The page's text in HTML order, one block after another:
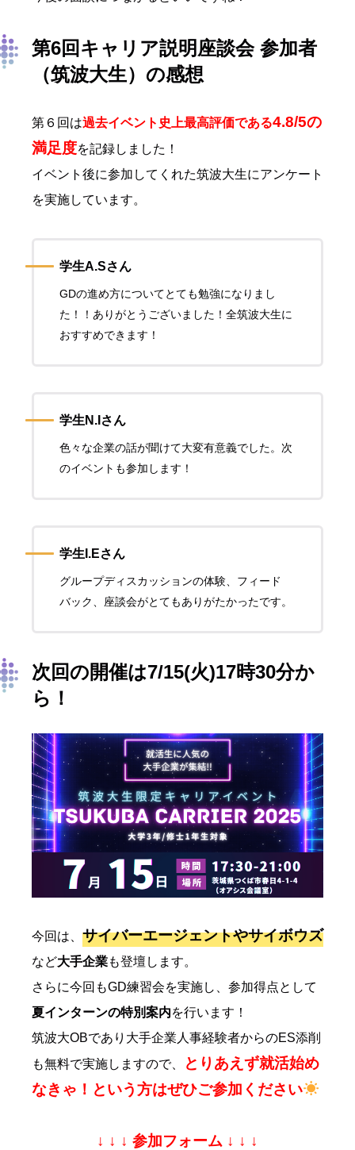
第6回キャリア説明座談会 参加者
（筑波大生）の感想
第６回は過去イベント史上最高評価である4.8/5の
満足度を記録しました！
イベント後に参加してくれた筑波大生にアンケート
を実施しています。
学生A.Sさん
GDの進め方についてとても勉強になりまし
た！！ありがとうございました！全筑波大生に
おすすめできます！
学生N.Iさん
色々な企業の話が聞けて大変有意義でした。次
のイベントも参加します！
学生I.Eさん
グループディスカッションの体験、フィード
バック、座談会がとてもありがたかったです。
次回の開催は7/15(火)17時30分か
ら！
今回は、 サイバーエージェントやサイボウズ
など大手企業も登壇します。
さらに今回もGD練習会を実施し、参加得点として
夏インターンの特別案内を行います！
筑波大OBであり大手企業人事経験者からのES添削
も無料で実施しますので、
とりあえず就活始め
なきゃ！という方はぜひご参加ください
↓ ↓ ↓ 参加フォーム ↓ ↓ ↓